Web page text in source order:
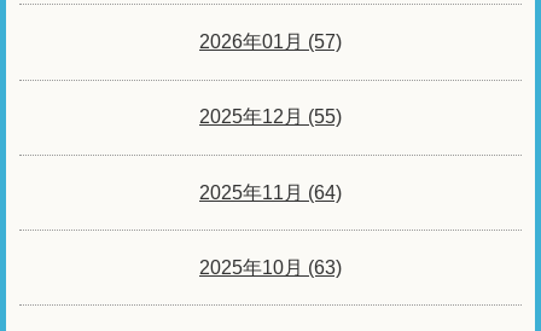
2026年01月 (57)
2025年12月 (55)
2025年11月 (64)
2025年10月 (63)